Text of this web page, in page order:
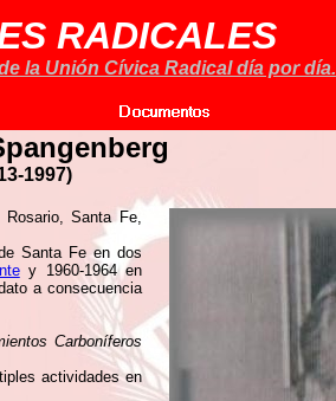
RADICALES
la Unión Cívica Radical día por día.
1997)
Rosario, Santa Fe,
Santa Fe en dos
y 1960-1964 en
a consecuencia
Carboníferos
actividades en